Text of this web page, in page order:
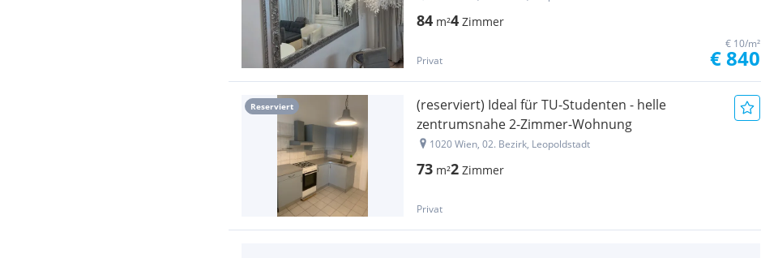
84 m²4 Zimmer
Privat
€ 10/m²
€ 840
Reserviert
(reserviert) Ideal für TU-Studenten - helle
zentrumsnahe 2-Zimmer-Wohnung
1020 Wien, 02. Bezirk, Leopoldstadt
73 m²2 Zimmer
Privat